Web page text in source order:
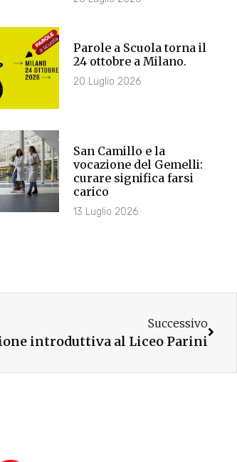
Parole a Scuola torna il
24 ottobre a Milano.
20 Luglio 2026
San Camillo e la
vocazione del Gemelli:
curare significa farsi
carico
13 Luglio 2026
Successivo
introduttiva al Liceo Parini